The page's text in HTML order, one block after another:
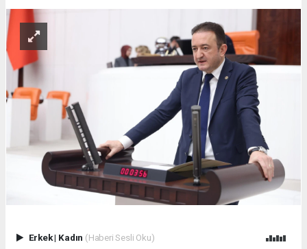
Erkek| Kadın (Haberi Sesli Oku)